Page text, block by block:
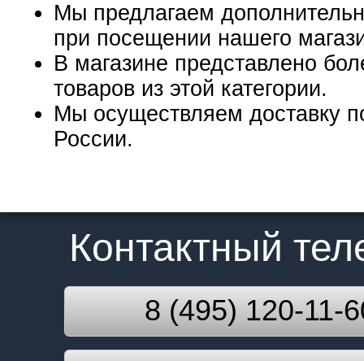
Мы предлагаем
при посещении нашего
В магазине представлено
товаров из этой категории.
Мы осуществляем доставку
России.
Контактный
8 (495) 120-11-